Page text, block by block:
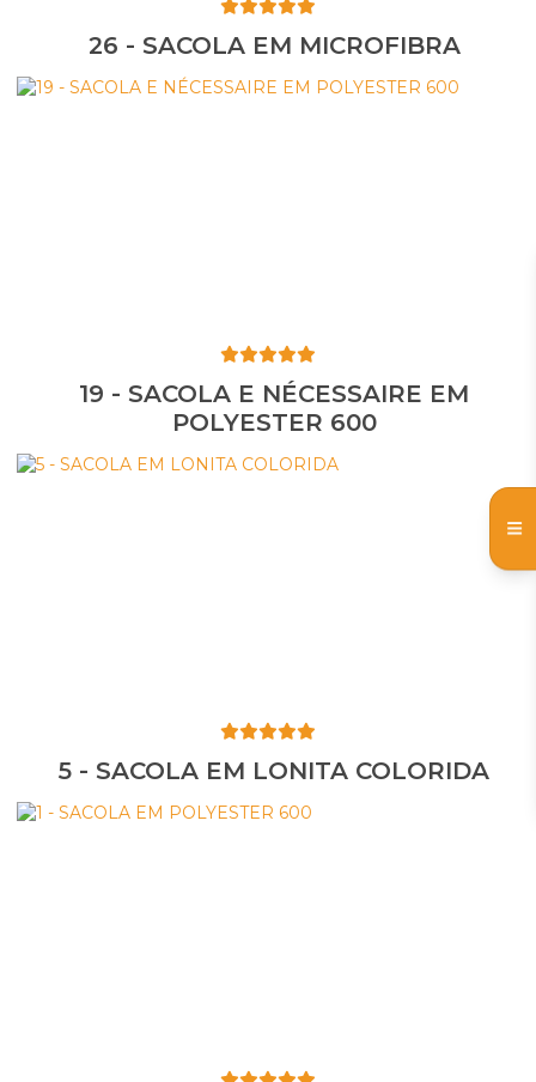
26 - SACOLA EM MICROFIBRA
19 - SACOLA E NÉCESSAIRE EM
POLYESTER 600
5 - SACOLA EM LONITA COLORIDA